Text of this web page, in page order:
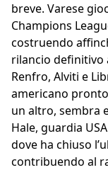
breve. Varese
Champions
costruendo
rilancio definitivo
Renfro, Alviti e
americano
un altro, sembra
Hale, guardia
dove ha chiuso
contribuendo al